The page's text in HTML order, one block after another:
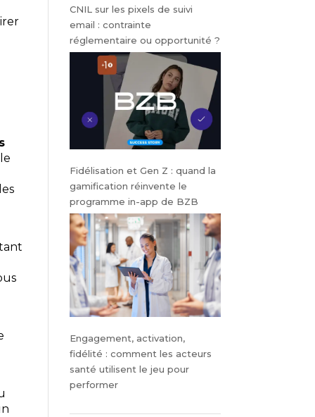
CNIL sur les pixels de suivi
email : contrainte
réglementaire ou opportunité ?
Fidélisation et Gen Z : quand la
gamification réinvente le
programme in-app de BZB
Engagement, activation,
fidélité : comment les acteurs
santé utilisent le jeu pour
performer